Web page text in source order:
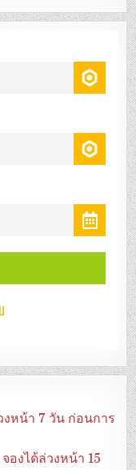
งหน้า 7 วัน ก่อนการ
จองได้ล่วงหน้า 15